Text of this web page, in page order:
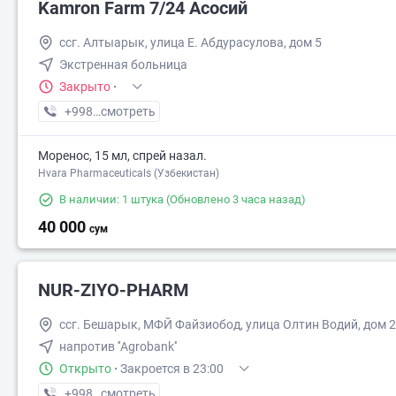
Kamron Farm 7/24 Асосий
ссг. Алтыарык, улица Е. Абдурасулова, дом 5
Экстренная больница
Закрыто ·
+998 (91) XXX-XX-XX
смотреть
Моренос, 15 мл, спрей назал.
Hvara Pharmaceuticals (Узбекистан)
В наличии: 1 штука (Обновлено 3 часа назад)
40 000 сум
NUR-ZIYO-PHARM
ссг. Бешарык, МФЙ Файзиобод, улица Олтин Водий, дом
напротив ''Agrobank''
Открыто · Закроется в 23:00